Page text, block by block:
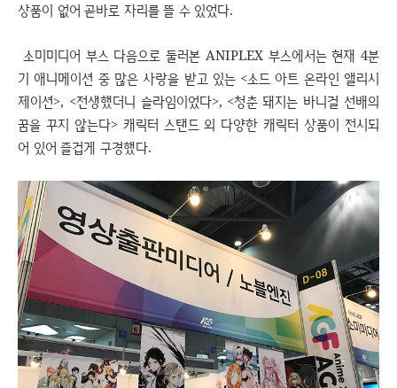
상품이 없어 곧바로 자리를 뜰 수 있었다.
소미미디어 부스 다음으로 둘러본 ANIPLEX 부스에서는 현재 4분
기 애니메이션 중 많은 사랑을 받고 있는 <소드 아트 온라인 앨리시
제이션>, <전생했더니 슬라임이었다>, <청춘 돼지는 바니걸 선배의
꿈을 꾸지 않는다> 캐릭터 스탠드 외 다양한 캐릭터 상품이 전시되
어 있어 즐겁게 구경했다.